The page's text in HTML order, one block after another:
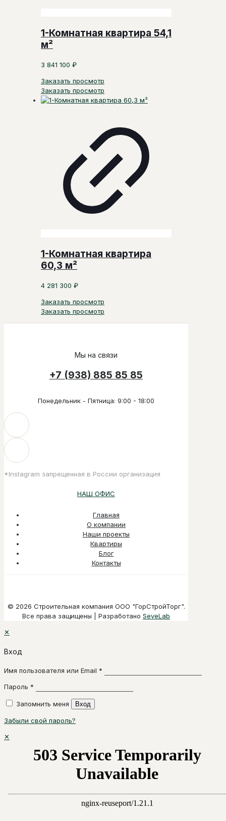
1-Комнатная квартира 54,1
м²
3 841 100 ₽
Заказать просмотр
Заказать просмотр
1-Комнатная квартира
60,3 м²
4 281 300 ₽
Заказать просмотр
Заказать просмотр
Мы на связи
+7 (938) 885 85 85
Понедельник - Пятница: 9:00 - 18:00
*Instagram запрещенная в России организация
НАШ ОФИС
Главная
О компании
Наши проекты
Квартиры
Блог
Контакты
© 2026 Строительная компания ООО "ГорСтройТорг".
Все права защищены | Разработано SeveLab
✕
Вход
Имя пользователя или Email *
Пароль *
Запомнить меня Вход
Забыли свой пароль?
✕